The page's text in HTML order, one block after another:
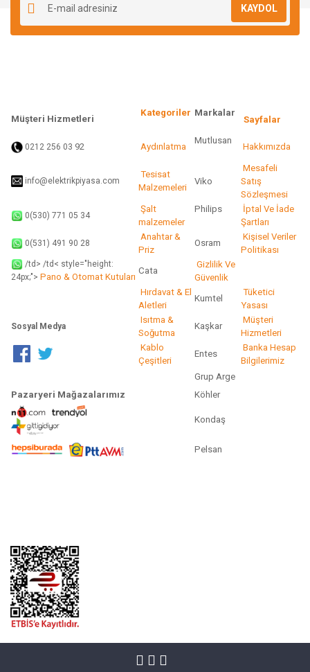
Ürün açıklamasında eksik bilgiler bulunuyor.
Ürün bilgilerinde hatalar bulunuyor.
KAYDOL
Müşteri Hizmetleri
Kategoriler Markalar
Sayfalar
0212 256 03 92 Aydınlatma
Mutlusan
Hakkımızda
info@elektrikpiyasa.com
Tesisat
Malzemeleri
Viko
Mesafeli
Satış
Sözleşmesi
0(530) 771 05 34
Şalt
malzemeler
Philips
İptal Ve İade
Şartları
0(531) 491 90 28
Anahtar &
Priz
Osram
Kişisel Veriler
Politikası
/td> /td< style="height:
24px;"> Pano & Otomat Kutuları
Cata
Gizlilik Ve
Güvenlik
Hırdavat & El
Aletleri
Kumtel
Tüketici
Yasası
Sosyal Medya
Isıtma &
Soğutma
Kaşkar
Müşteri
Hizmetleri
Kablo
Çeşitleri
Entes
Banka Hesap
Bilgilerimiz
Grup Arge
Pazaryeri Mağazalarımız
Köhler
Kondaş
Pelsan